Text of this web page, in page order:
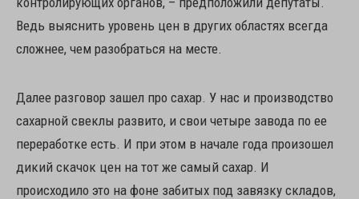
Ведь выяснить уровень цен в других областях всегда
сложнее, чем разобраться на месте.
Далее разговор зашел про сахар. У нас и производство
сахарной свеклы развито, и свои четыре завода по ее
переработке есть. И при этом в начале года произошел
дикий скачок цен на тот же самый сахар. И
происходило это на фоне забитых под завязку складов,